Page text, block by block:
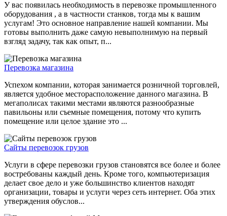
У вас появилась необходимость в перевозке промышленного
оборудования , а в частности станков, тогда мы к вашим
услугам! Это основное направление нашей компании. Мы
готовы выполнить даже самую невыполнимую на первый
взгляд задачу, так как опыт, п...
Перевозка магазина
Успехом компании, которая занимается розничной торговлей,
является удобное месторасположение данного магазина. В
мегаполисах такими местами являются разнообразные
павильоны или съемные помещения, потому что купить
помещение или целое здание это ...
Сайты перевозок грузов
Услуги в сфере перевозки грузов становятся все более и более
востребованы каждый день. Кроме того, компьютеризация
делает свое дело и уже большинство клиентов находят
организации, товары и услуги через сеть интернет. Оба этих
утверждения обуслов...